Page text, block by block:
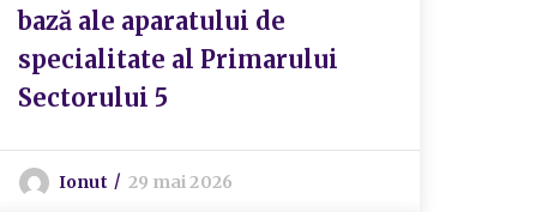
bază ale aparatului de
specialitate al Primarului
Sectorului 5
Ionut 29 mai 2026